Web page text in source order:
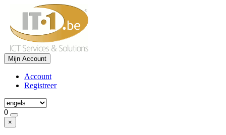
Mijn Account
Account
Registreer
0
×